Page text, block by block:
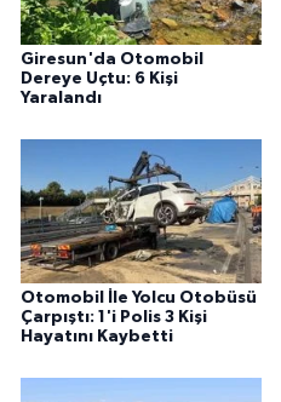
Giresun'da Otomobil
Dereye Uçtu: 6 Kişi
Yaralandı
Otomobil İle Yolcu Otobüsü
Çarpıştı: 1'i Polis 3 Kişi
Hayatını Kaybetti